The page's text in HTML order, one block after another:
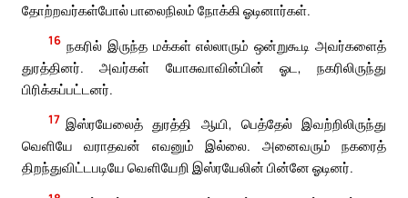
தோற்றவர்கள்போல் பாலைநிலம் நோக்கி ஓடினார்கள்.
16 நகரில் இருந்த மக்கள் எல்லாரும் ஒன்றுகூடி அவர்களைத்
துரத்தினர். அவர்கள் யோசுவாவின்பின் ஓட, நகரிலிருந்து
பிரிக்கப்பட்டனர்.
17 இஸ்ரயேலைத் துரத்தி ஆயி, பெத்தேல் இவற்றிலிருந்து
வெளியே வராதவன் எவனும் இல்லை. அனைவரும் நகரைத்
திறந்துவிட்டபடியே வெளியேறி இஸ்ரயேலின் பின்னே ஓடினர்.